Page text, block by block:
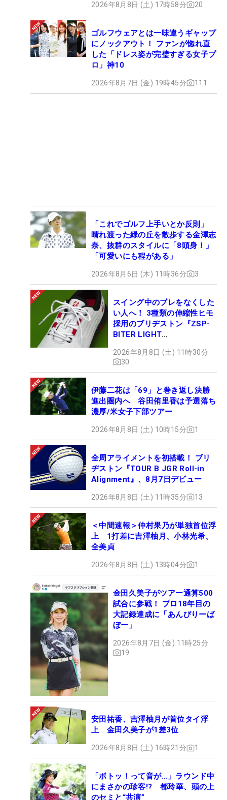
2026年8月8日 (土) 17時58分 20
ゴルフウェアとは一味違うギャップ
にノックアウト！ ファンが惚れ直
した「ドレス姿が完璧すぎる女子プ
ロ」神10
2026年8月7日 (金) 19時45分 111
「これでゴルフ上手いとか反則」
晴れ渡った緑の丘を散歩する金澤志
奈、抜群のスタイルに「8頭身！」
「可愛いにも程がある」
2026年8月6日 (木) 11時36分 3
スイング中のブレをなくした
い人へ！ 3種類の伸縮性ヒモ
採用のブリヂストン『ZSP-
BITER LIGHT
ュー
2026年8月8日 (土) 11時30分
30
伊藤二花は「69」と巻き返し決勝
進出圏内へ 谷田侑里香は予選落ち
濃厚/米女子下部ツアー
2026年8月8日 (土) 10時15分 1
全周アライメントを初搭載！ ブリ
ヂストン『TOUR B JGR Roll-in
Alignment』、8月7日デビュー
2026年8月8日 (土) 11時35分 13
＜中間速報＞仲村果乃が単独首位浮
上 1打差に吉澤柚月、小林光希、
全美貞
2026年8月8日 (土) 13時04分 1
金田久美子がツアー通算500
試合に参戦！ プロ18年目の
大記録達成に「あんびりーば
ぼー」
2026年8月7日 (金) 11時25分
19
安田祐香、吉澤柚月が首位タイ浮
上 金田久美子が1差3位
2026年8月8日 (土) 16時21分 1
「ボトッ！って音が…」ラウンド中
にまさかの珍客!? 都玲華、頭の上
のセミと“共演”